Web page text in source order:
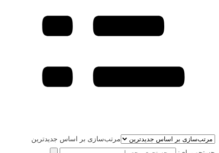
مرتب‌سازی بر اساس جدیدترین